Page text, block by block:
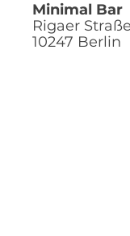
Minimal Bar
Rigaer
10247 Berlin